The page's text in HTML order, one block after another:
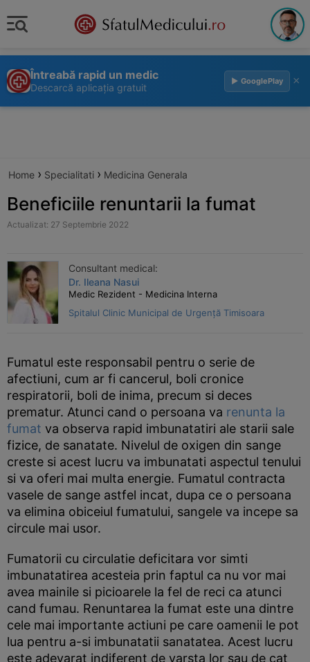
Întreabă rapid un medic
Descarcă aplicația gratuit
▶ GooglePlay ×
Home › Specialitati › Medicina Generala
Beneficiile renuntarii la fumat
Actualizat: 27 Septembrie 2022
Consultant medical:
Dr. Ileana Nasui
Medic Rezident - Medicina Interna
Spitalul Clinic Municipal de Urgență Timisoara
Fumatul este responsabil pentru o serie de
afectiuni, cum ar fi cancerul, boli cronice
respiratorii, boli de inima, precum si deces
prematur. Atunci cand o persoana va renunta la
fumat va observa rapid imbunatatiri ale starii sale
fizice, de sanatate. Nivelul de oxigen din sange
creste si acest lucru va imbunatati aspectul tenului
si va oferi mai multa energie. Fumatul contracta
vasele de sange astfel incat, dupa ce o persoana
va elimina obiceiul fumatului, sangele va incepe sa
circule mai usor.
Fumatorii cu circulatie deficitara vor simti
imbunatatirea acesteia prin faptul ca nu vor mai
avea mainile si picioarele la fel de reci ca atunci
cand fumau. Renuntarea la fumat este una dintre
cele mai importante actiuni pe care oamenii le pot
lua pentru a-si imbunatatii sanatatea. Acest lucru
este adevarat indiferent de varsta lor sau de cat